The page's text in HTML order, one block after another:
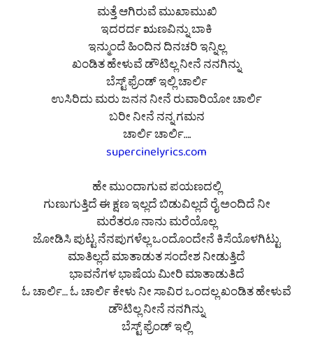
ಮತ್ತೆ ಆಗಿರುವೆ ಮುಖಾಮುಖಿ
ಇದರರ್ದ ಋಣವಿನ್ನು ಬಾಕಿ
ಇನ್ಮುಂದೆ ಹಿಂದಿನ ದಿನಚರಿ ಇನ್ನಿಲ್ಲ
ಖಂಡಿತ ಹೇಳುವೆ ಡೌಟಿಲ್ಲ ನೀನೆ ನನಗಿನ್ನು
ಬೆಸ್ಟ್ ಫ್ರೆಂಡ್ ಇಲ್ಲಿ ಚಾರ್ಲಿ
ಉಸಿರಿದು ಮರು ಜನನ ನೀನೆ ರುವಾರಿಯೋ ಚಾರ್ಲಿ
ಬರೀ ನೀನೆ ನನ್ನ ಗಮನ
ಚಾರ್ಲಿ ಚಾರ್ಲಿ….
supercinelyrics.com
ಹೇ ಮುಂದಾಗುವ ಪಯಣದಲ್ಲಿ
ಗುಣುಗುತ್ತಿದೆ ಈ ಕ್ಷಣ ಇಲ್ಲದೆ ಬಿಡುವಿಲ್ಲದೆ ರೈ ಅಂದಿದೆ ನೀ
ಮರೆತರೂ ನಾನು ಮರೆಯೊಲ್ಲ
ಜೋಡಿಸಿ ಪುಟ್ಟ ನೆನಪುಗಳೆಲ್ಲ ಒಂದೊಂದೇನೆ ಕಿಸೆಯೊಳಗಿಟ್ಟು
ಮಾತಿಲ್ಲದೆ ಮಾತಾಡುತ ಸಂದೇಶ ನೀಡುತ್ತಿದೆ
ಭಾವನೆಗಳ ಭಾಷೆಯ ಮೀರಿ ಮಾತಾಡುತಿದೆ
ಓ ಚಾರ್ಲಿ… ಓ ಚಾರ್ಲಿ ಕೇಳು ನೀ ಸಾವಿರ ಒಂದಲ್ಲ ಖಂಡಿತ ಹೇಳುವೆ
ಡೌಟಿಲ್ಲ ನೀನೆ ನನಗಿನ್ನು
ಬೆಸ್ಟ್ ಫ್ರೆಂಡ್ ಇಲ್ಲಿ